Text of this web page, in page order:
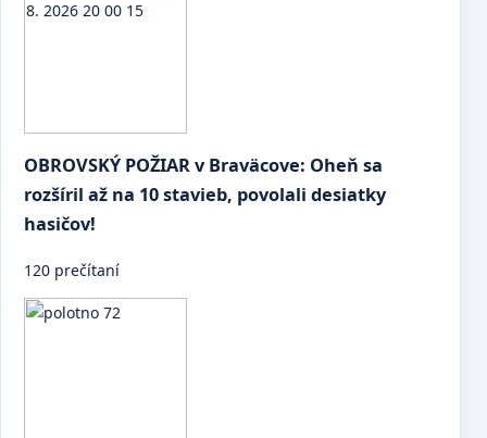
OBROVSKÝ POŽIAR v Braväcove: Oheň sa
rozšíril až na 10 stavieb, povolali desiatky
hasičov!
120 prečítaní